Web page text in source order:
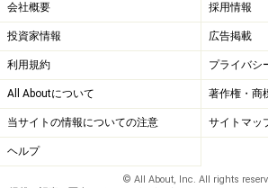
り出します。正座の状態から息を吐き
に伸ばします。背中を丸め、両腕を前
態で呼吸を繰り返しながらこの姿勢を
します。
■足首を前後に動かすストレッチ
会社概要 採用情報
投資家情報 広告掲載
利用規約 プライバシ
All Aboutについて 著作権・商
当サイトの情報についての注意 サイトマッ
ヘルプ
© All About, Inc. All rights